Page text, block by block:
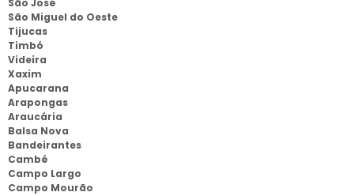
São José
São Miguel do Oeste
Tijucas
Timbó
Videira
Xaxim
Apucarana
Arapongas
Araucária
Balsa Nova
Bandeirantes
Cambé
Campo Largo
Campo Mourão